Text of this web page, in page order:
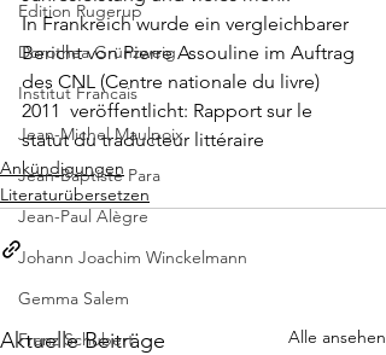
Edition Rugerup
Dorothea Grünzweig
Institut Francais
Jean-Michel Maulpoix
Jean-Baptiste Para
Jean-Paul Alègre
Johann Joachim Winckelmann
Gemma Salem
Franz Schubert
In Frankreich wurde ein vergleichbarer
Bericht von Pierre Assouline im Auftrag
des CNL (Centre nationale du livre)
2011  veröffentlicht: Rapport sur le
statut du traducteur littéraire
Ankündigungen
Literaturübersetzen
Aktuelle Beiträge Alle ansehen